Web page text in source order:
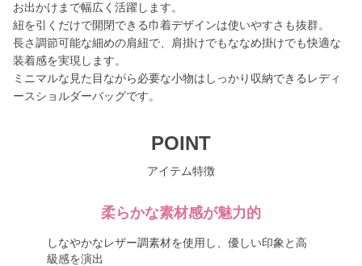
お出かけまで幅広く活躍します。
紐を引くだけで開閉できる巾着デザインは使いやすさも抜群。
長さ調節可能な細めの肩紐で、肩掛けでもななめ掛けでも快適な
装着感を実現します。
ミニマルな見た目ながら必要な小物はしっかり収納できるレディ
ースショルダーバッグです。
POINT
アイテム特徴
柔らかな素材感が魅力的
しなやかなレザー調素材を使用し、優しい印象と高
級感を演出